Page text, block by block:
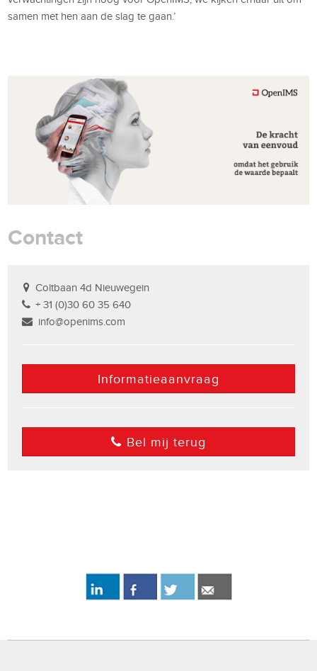
samen met hen aan de slag te gaan.’
Contact
Coltbaan 4d Nieuwegein
+ 31 (0)30 60 35 640
info@openims.com
Informatieaanvraag
Bel mij terug